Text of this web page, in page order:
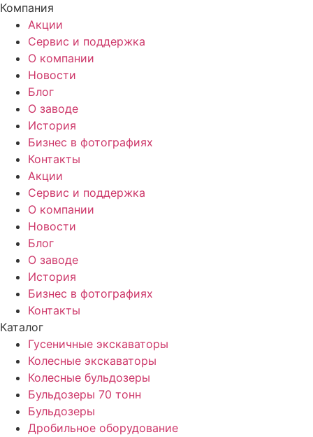
Компания
Акции
Сервис и поддержка
О компании
Новости
Блог
О заводе
История
Бизнес в фотографиях
Контакты
Акции
Сервис и поддержка
О компании
Новости
Блог
О заводе
История
Бизнес в фотографиях
Контакты
Каталог
Гусеничные экскаваторы
Колесные экскаваторы
Колесные бульдозеры
Бульдозеры 70 тонн
Бульдозеры
Дробильное оборудование